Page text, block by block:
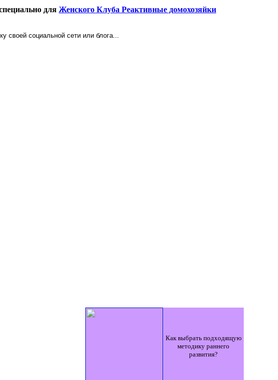
для Женского Клуба Реактивные домохозяйки
своей социальной сети или блога...
Как выбрать подходящую
методику раннего
развития?